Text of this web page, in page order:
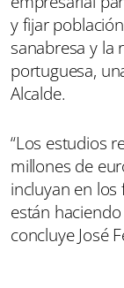
y fijar
sanabresa y la
portuguesa,
Alcalde.
“Los estudios
millones de
incluyan en
están
concluye José